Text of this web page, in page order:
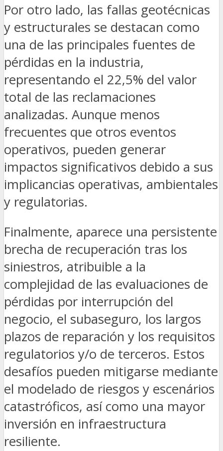
Por otro lado, las fallas geotécnicas
y estructurales se destacan como
una de las principales fuentes de
pérdidas en la industria,
representando el 22,5% del valor
total de las reclamaciones
analizadas. Aunque menos
frecuentes que otros eventos
operativos, pueden generar
impactos significativos debido a sus
implicancias operativas, ambientales
y regulatorias.
Finalmente, aparece una persistente
brecha de recuperación tras los
siniestros, atribuible a la
complejidad de las evaluaciones de
pérdidas por interrupción del
negocio, el subaseguro, los largos
plazos de reparación y los requisitos
regulatorios y/o de terceros. Estos
desafíos pueden mitigarse mediante
el modelado de riesgos y escenários
catastróficos, así como una mayor
inversión en infraestructura
resiliente.